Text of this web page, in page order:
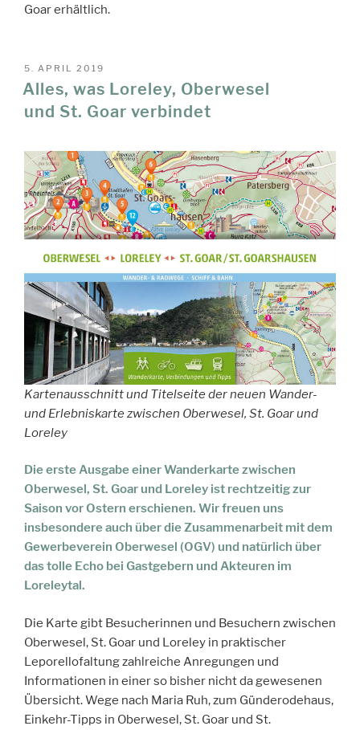
Goar erhältlich.
VERÖFFENTLICHT
AM
5. APRIL 2019
Alles, was Loreley, Oberwesel
und St. Goar verbindet
Kartenausschnitt und Titelseite der neuen Wander-
und Erlebniskarte zwischen Oberwesel, St. Goar und
Loreley
Die erste Ausgabe einer Wanderkarte zwischen
Oberwesel, St. Goar und Loreley ist rechtzeitig zur
Saison vor Ostern erschienen. Wir freuen uns
insbesondere auch über die Zusammenarbeit mit dem
Gewerbeverein Oberwesel (OGV) und natürlich über
das tolle Echo bei Gastgebern und Akteuren im
Loreleytal.
Die Karte gibt Besucherinnen und Besuchern zwischen
Oberwesel, St. Goar und Loreley in praktischer
Leporellofaltung zahlreiche Anregungen und
Informationen in einer so bisher nicht da gewesenen
Übersicht. Wege nach Maria Ruh, zum Günderodehaus,
Einkehr-Tipps in Oberwesel, St. Goar und St.